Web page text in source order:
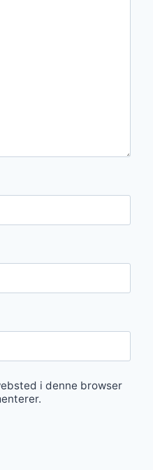
i denne browser